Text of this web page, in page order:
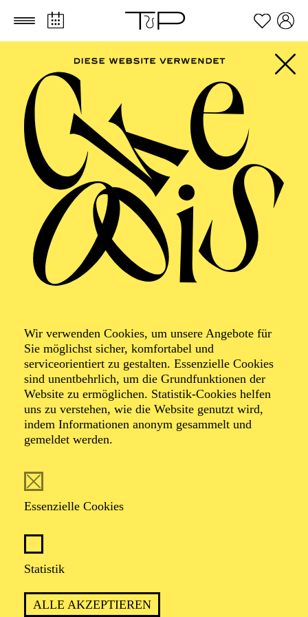
Zum Hauptinhalt springen Zum Footer springen
Wir verwenden Cookies, um unsere Angebote für
Sie möglichst sicher, komfortabel und
serviceorientiert zu gestalten. Essenzielle Cookies
sind unentbehrlich, um die Grundfunktionen der
Website zu ermöglichen. Statistik-Cookies helfen
uns zu verstehen, wie die Website genutzt wird,
indem Informationen anonym gesammelt und
gemeldet werden.
Essenzielle Cookies
Statistik
ALLE AKZEPTIEREN
Foto: Johan Sandberg
Julia Schalitz
Tänzerin (Gruppe)
Abstammung. Ihre Ausbildung absolvierte sie u. a. an
Berlin sowie an der Staatlichen Ballettschule Berlin und
Corps de ballet des Staatsballett Berlin u. a. in Stücken
wie „Der Nussknacker“, „Sylvia“, „La Bayadère“